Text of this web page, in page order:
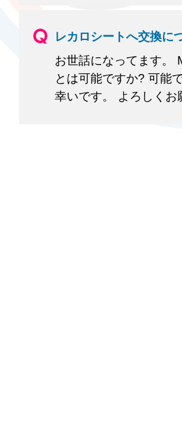
レカロシートへ交換に
お世話になってます。
とは可能ですか? 可能
幸いです。 よろしくお